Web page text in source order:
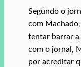
Segundo o
com Machado,
tentar barrar a
com o jornal,
por acreditar